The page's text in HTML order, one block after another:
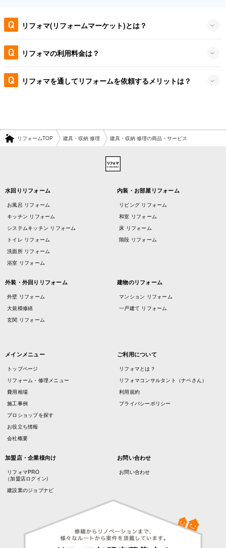
リフォマ(リフォームマーケット)とは？
リフォマの利用料金は？
リフォマを通してリフォームを依頼するメリットは？
リフォームTOP 建具・収納 修理 建具・収納 修理の商品・サービス
水回りリフォーム
お風呂 リフォーム
キッチン リフォーム
システムキッチン リフォーム
トイレ リフォーム
洗面所 リフォーム
浴室 リフォーム
内装・お部屋リフォーム
リビング リフォーム
和室 リフォーム
床 リフォーム
階段 リフォーム
外装・外回りリフォーム
外壁 リフォーム
大規模修繕
玄関 リフォーム
建物のリフォーム
マンション リフォーム
一戸建て リフォーム
メインメニュー
トップページ
リフォーム・修理メニュー
費用相場
施工事例
プロショップを探す
お役立ち情報
会社概要
ご利用について
リフォマとは？
リフォマコンサルタント（ナベさん）
利用規約
プライバシーポリシー
加盟店・企業様向け
リフォマPRO
（加盟店ログイン)
建設業のジョブナビ
お問い合わせ
お問い合わせ